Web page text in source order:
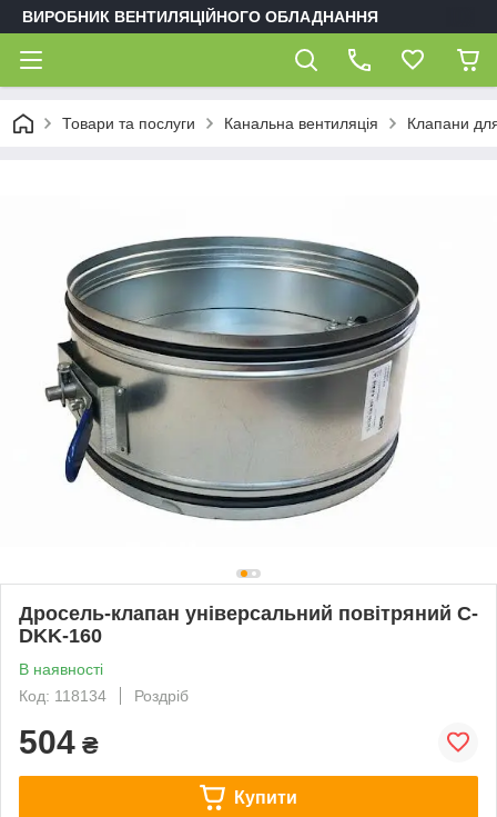
ВИРОБНИК ВЕНТИЛЯЦІЙНОГО ОБЛАДНАННЯ
Товари та послуги Канальна вентиляція Клапани
Дросель-клапан універсальний повітряний C-
DKK-160
В наявності
Код: 118134
Роздріб
504 ₴
Купити